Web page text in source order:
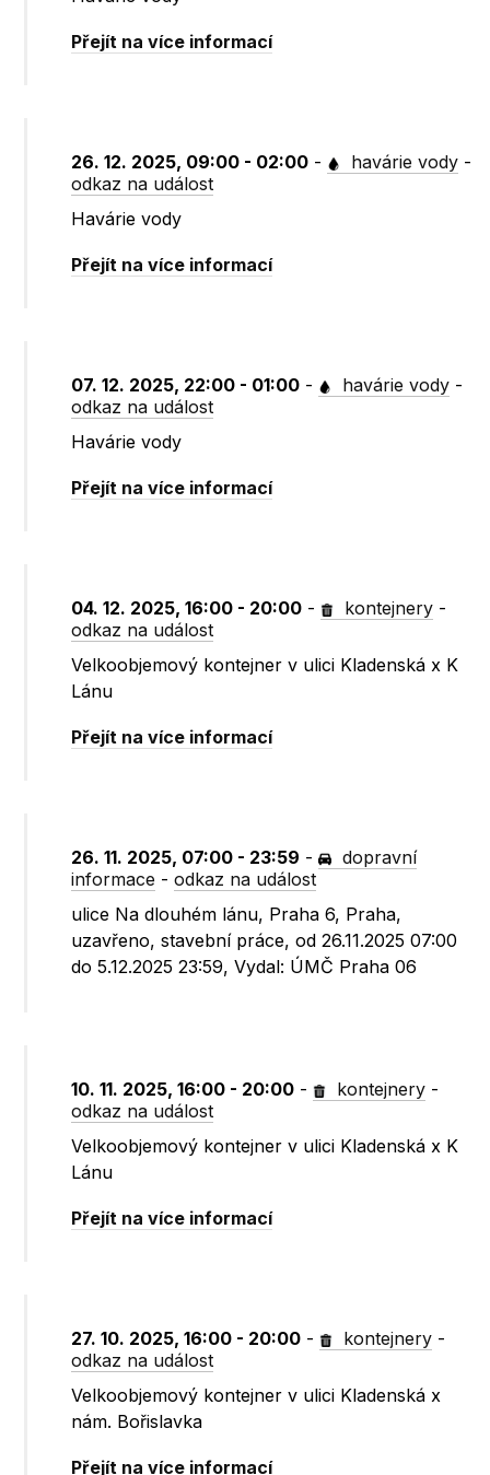
Přejít na více informací
26. 12. 2025, 09:00 - 02:00 - havárie vody -
odkaz na událost
Havárie vody
Přejít na více informací
07. 12. 2025, 22:00 - 01:00 - havárie vody -
odkaz na událost
Havárie vody
Přejít na více informací
04. 12. 2025, 16:00 - 20:00 - kontejnery -
odkaz na událost
Velkoobjemový kontejner v ulici Kladenská x K
Lánu
Přejít na více informací
26. 11. 2025, 07:00 - 23:59 -
dopravní
informace -odkaz na událost
ulice Na dlouhém lánu, Praha 6, Praha,
uzavřeno, stavební práce, od 26.11.2025 07:00
do 5.12.2025 23:59, Vydal: ÚMČ Praha 06
10. 11. 2025, 16:00 - 20:00 - kontejnery -
odkaz na událost
Velkoobjemový kontejner v ulici Kladenská x K
Lánu
Přejít na více informací
27. 10. 2025, 16:00 - 20:00 - kontejnery -
odkaz na událost
Velkoobjemový kontejner v ulici Kladenská x
nám. Bořislavka
Přejít na více informací